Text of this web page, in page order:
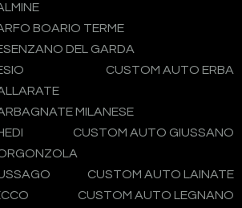
BOARIO TERME
DEL GARDA
CUSTOM AUTO ERBA
MILANESE
CUSTOM AUTO GIUSSANO
CUSTOM AUTO LAINATE
CUSTOM AUTO LEGNANO